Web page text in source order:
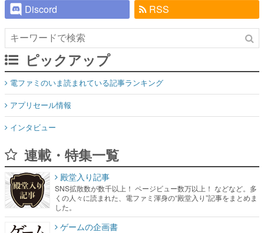
Discord
RSS
ピックアップ
電ファミのいま読まれている記事ランキング
アプリセール情報
インタビュー
連載・特集一覧
殿堂入り記事
SNS拡散数が数千以上！ ページビュー数万以上！ などなど。多
くの人々に読まれた、電ファミ渾身の“殿堂入り”記事をまとめま
した。
ゲームの企画書